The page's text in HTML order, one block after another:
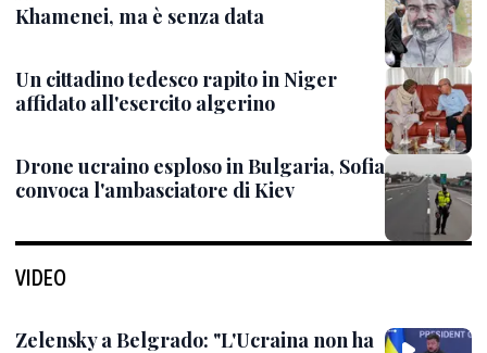
Khamenei, ma è senza data
Un cittadino tedesco rapito in Niger
affidato all'esercito algerino
Drone ucraino esploso in Bulgaria, Sofia
convoca l'ambasciatore di Kiev
VIDEO
Zelensky a Belgrado: "L'Ucraina non ha